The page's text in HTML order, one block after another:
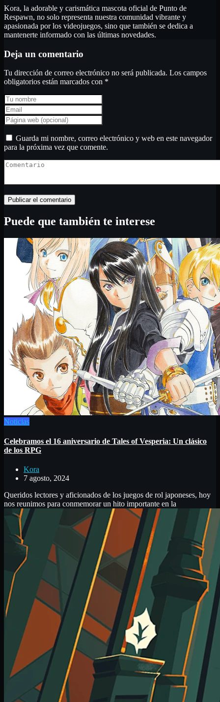
Kora, la adorable y carismática mascota oficial de Punto de
Respawn, no solo representa nuestra comunidad vibrante y
apasionada por los videojuegos, sino que también se dedica a
mantenerte informado con las últimas novedades.
Deja un comentario
Tu dirección de correo electrónico no será publicada. Los campos
obligatorios están marcados con *
Guarda mi nombre, correo electrónico y web en este navegador
para la próxima vez que comente.
Puede que también te interese
Noticias
Celebramos el 16 aniversario de Tales of Vesperia: Un clásico
de los RPG
Kora
7 agosto, 2024
Queridos lectores y aficionados de los juegos de rol japoneses, hoy
nos reunimos para conmemorar un hito importante en la